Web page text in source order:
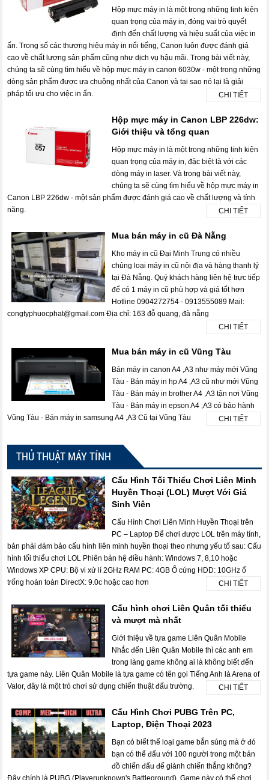
Hộp mực máy in là một trong những linh kiện
quan trọng của máy in, đóng vai trò quyết
định đến chất lượng và hiệu suất của việc in
ấn. Trong số các thương hiệu máy in nổi tiếng, Canon luôn được đánh giá
cao về chất lượng sản phẩm cũng như dịch vụ hậu mãi. Trong bài viết này,
chúng ta sẽ cùng tìm hiểu về hộp mực máy in canon 6030w - một trong những
dòng sản phẩm được ưa chuộng nhất của Canon và tại sao nó lại là giải
pháp tối ưu cho việc in ấn.
CHI TIẾT
Hộp mực máy in Canon LBP 226dw:
Giới thiệu và tổng quan
Hộp mực máy in là một trong những linh kiện
quan trọng của máy in, đặc biệt là với các
dòng máy in laser. Và trong bài viết này,
chúng ta sẽ cùng tìm hiểu về hộp mực máy in
Canon LBP 226dw - một sản phẩm được đánh giá cao về chất lượng và tính
năng.
CHI TIẾT
Mua bán máy in cũ Đà Nẵng
Kho máy in cũ Đại Minh Trung có nhiều
chủng loại máy in cũ nội địa và hàng thanh lý
tại Đà Nẵng. Quý khách hàng liên hệ trực tiếp
để có 1 máy in cũ phù hợp và giá tốt hơn
Hotline 0904272754 - 0913555089 Mail:
congtyphuocphat@gmail.com Địa chỉ: 163 đỗ quang, đà nẵng
CHI TIẾT
Mua bán máy in cũ Vũng Tàu
Bán máy in canon A4 ,A3 như máy mới Vũng
Tàu - Bán máy in hp A4 ,A3 cũ như mới Vũng
Tàu - Bán máy in brother A4 ,A3 tận nơi Vũng
Tàu - Bán máy in epson A4 ,A3 có bảo hành
Vũng Tàu - Bán máy in samsung A4 ,A3 Cũ tại Vũng Tàu
CHI TIẾT
THỦ THUẬT MÁY TÍNH
Cấu Hình Tối Thiểu Chơi Liên Minh
Huyền Thoại (LOL) Mượt Với Giá
Sinh Viên
Cấu Hình Chơi Liên Minh Huyền Thoại trên
PC – Laptop Để chơi được LOL trên máy tính,
bản phải đảm bảo cấu hình liên minh huyền thoại theo nhưng yếu tố sau: Cấu
hình tối thiểu chơi LOL Phiên bản hệ điều hành: Windows 7, 8,10 hoặc
Windows XP CPU: Bộ vi xử lí 2GHz RAM PC: 4GB Ổ cứng HDD: 10GHz ổ
trống hoàn toàn DirectX: 9.0c hoặc cao hơn
CHI TIẾT
Cấu hình chơi Liên Quân tối thiểu
và mượt mà nhất
Giới thiệu về tựa game Liên Quân Mobile
Nhắc đến Liên Quân Mobile thì các anh em
trong làng game không ai là không biết đến
tựa game này. Liên Quân Mobile là tựa game có tên gọi Tiếng Anh là Arena of
Valor, đây là một trò chơi sử dụng chiến thuật đấu trường.
CHI TIẾT
Cấu Hình Chơi PUBG Trên PC,
Laptop, Điện Thoại 2023
Bạn có biết thể loại game bắn súng mà ở đó
bạn có thể đấu với 100 người trong một bản
đồ chiến đấu để giành chiến thắng không?
Đây chính là PUBG (Playerunknown's Battleground). Game này có thể chơi